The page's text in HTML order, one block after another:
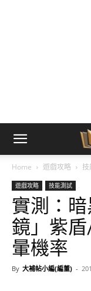
Home 遊戲攻略
遊戲攻略 技能測試
實測：
鏡」紫
暈機率
By 大補帖小編(編董) -